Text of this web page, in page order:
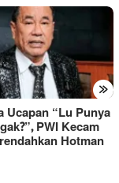
»
Ucapan “Lu Punya
PWI Kecam
Hotman